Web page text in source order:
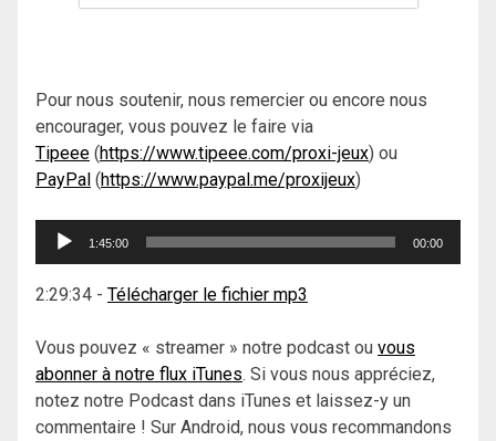
Pour nous soutenir, nous remercier ou encore nous
encourager, vous pouvez le faire via
Tipeee (https://www.tipeee.com/proxi-jeux) ou
PayPal (https://www.paypal.me/proxijeux)
Lecteur
1:45:00 00:00
2:29:34 - Télécharger le fichier mp3
Vous pouvez « streamer » notre podcast ou vous
abonner à notre flux iTunes. Si vous nous appréciez,
notez notre Podcast dans iTunes et laissez-y un
commentaire ! Sur Android, nous vous recommandons